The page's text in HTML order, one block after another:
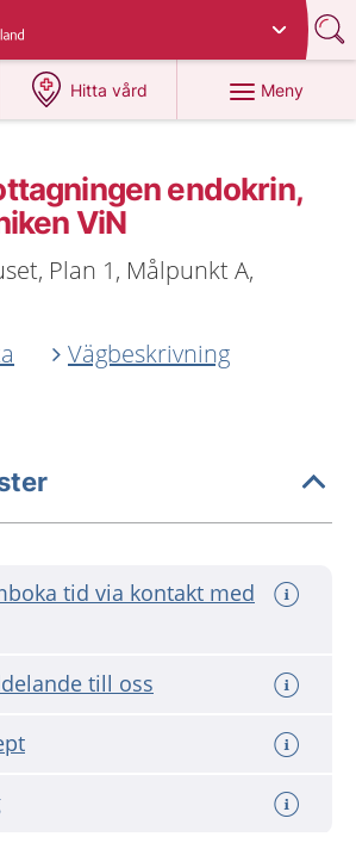
region
Hitta vård
på 1177.se
Meny
endokrin,
ViN
Plan 1, Målpunkt A,
Vägbeskrivning
tid via kontakt med
till oss